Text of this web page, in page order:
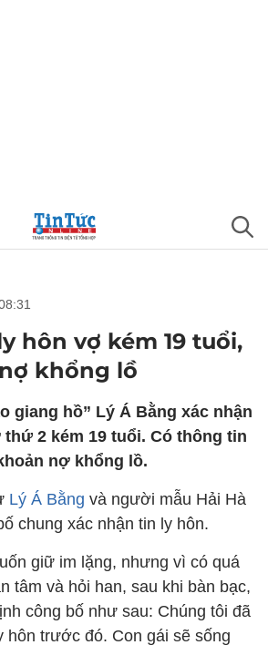
hôn vợ kém 19 tuổi,
khổng lồ
giang hồ” Lý Á Bằng xác nhận
2 kém 19 tuổi. Có thông tin
nợ khổng lồ.
Lý Á Bằng và người mẫu Hải Hà
chung xác nhận tin ly hôn.
giữ im lặng, nhưng vì có quá
tâm và hỏi han, sau khi bàn bạc,
công bố như sau: Chúng tôi đã
hôn trước đó. Con gái sẽ sống